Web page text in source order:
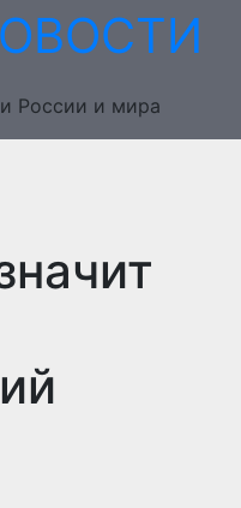
России и мира